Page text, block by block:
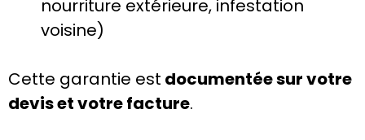
nourriture extérieure, infestation
voisine)
Cette garantie est documentée sur votre
devis et votre facture.